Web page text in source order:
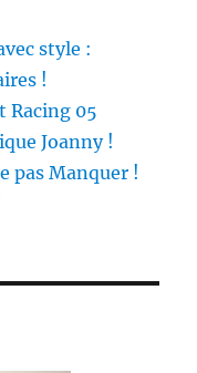
style :
!
Racing 05
Joanny !
pas Manquer !